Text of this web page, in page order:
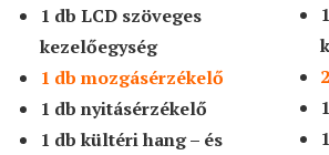
1 db LCD szöveges
kezelőegység
1 db mozgásérzékelő
1 db nyitásérzékelő
1 db kültéri hang – és